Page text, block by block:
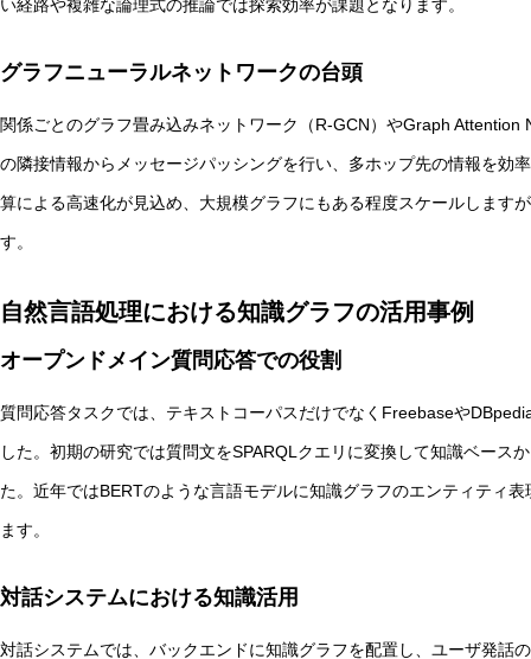
い経路や複雑な論理式の推論では探索効率が課題となります。
グラフニューラルネットワークの台頭
関係ごとのグラフ畳み込みネットワーク（R-GCN）やGraph
の隣接情報からメッセージパッシングを行い、多ホップ先の情報を効
算による高速化が見込め、大規模グラフにもある程度スケールします
す。
自然言語処理における知識グラフの活用事例
オープンドメイン質問応答での役割
質問応答タスクでは、テキストコーパスだけでなくFreebaseや
した。初期の研究では質問文をSPARQLクエリに変換して知識ベース
た。近年ではBERTのような言語モデルに知識グラフのエンティティ
ます。
対話システムにおける知識活用
対話システムでは、バックエンドに知識グラフを配置し、ユーザ発話